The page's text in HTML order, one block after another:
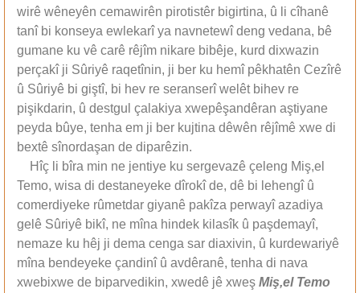
wirê wêneyên cemawirên pirotistêr bigirtina, û li cîhanê
tanî bi konseya ewlekarî ya navnetewî deng vedana, bê
gumane ku vê carê rêjîm nikare bibêje, kurd dixwazin
perçakî ji Sûriyê raqetînin, ji ber ku hemî pêkhatên Cezîrê
û Sûriyê bi giştî, bi hev re seranserî welêt bihev re
pişikdarin, û destgul çalakiya xwepêşandêran aştiyane
peyda bûye, tenha em ji ber kujtina dêwên rêjîmê xwe di
bextê sînordaşan de diparêzin.
Hîç li bîra min ne jentiye ku sergevazê çeleng Miş,el
Temo, wisa di destaneyeke dîrokî de, dê bi lehengî û
comerdiyeke rûmetdar giyanê pakîza perwayî azadiya
gelê Sûriyê bikî, ne mîna hindek kilasîk û paşdemayî,
nemaze ku hêj ji dema cenga sar diaxivin, û kurdewariyê
mîna bendeyeke çandinî û avdêranê, tenha di nava
xwebixwe de biparvedikin, xwedê jê xweş Miş,el Temo